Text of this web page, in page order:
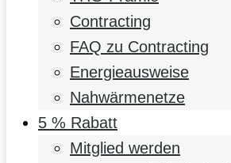
Contracting
FAQ zu Contracting
Energieausweise
Nahwärmenetze
5 % Rabatt
Mitglied werden